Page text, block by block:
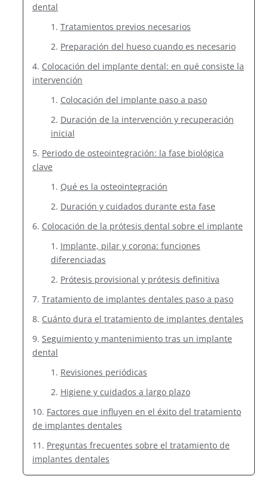
dental
Tratamientos previos necesarios
Preparación del hueso cuando es necesario
Colocación del implante dental: en qué consiste la
intervención
Colocación del implante paso a paso
Duración de la intervención y recuperación
inicial
Periodo de osteointegración: la fase biológica
clave
Qué es la osteointegración
Duración y cuidados durante esta fase
Colocación de la prótesis dental sobre el implante
Implante, pilar y corona: funciones
diferenciadas
Prótesis provisional y prótesis definitiva
Tratamiento de implantes dentales paso a paso
Cuánto dura el tratamiento de implantes dentales
Seguimiento y mantenimiento tras un implante
dental
Revisiones periódicas
Higiene y cuidados a largo plazo
Factores que influyen en el éxito del tratamiento
de implantes dentales
Preguntas frecuentes sobre el tratamiento de
implantes dentales